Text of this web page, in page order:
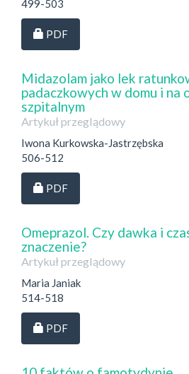
499-503
Dostęp przez subskrypcję
PDF
Midazolam jako lek
padaczkowych w domu i na
szpitalnym
Artykuł przeglądowy
Iwona Kurkowska-Jastrzębska
506-512
Dostęp przez subskrypcję
PDF
Omeprazol. Czy dawka i
znaczenie?
Artykuł przeglądowy
Maria Janiak
514-518
Dostęp przez subskrypcję
PDF